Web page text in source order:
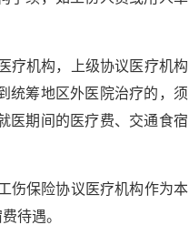
疗机构，上级协议医疗机构
统筹地区外医院治疗的，须
医期间的医疗费、交通食宿
伤保险协议医疗机构作为本
待遇。